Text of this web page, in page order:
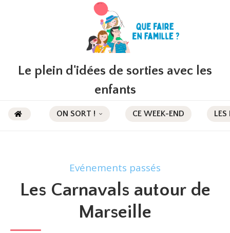
Le plein d'idées de sorties avec les
enfants
ON SORT ! CE WEEK-END LES
Evénements passés
Les Carnavals autour de
Marseille